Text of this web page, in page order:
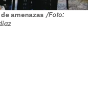
amenazas /Foto: